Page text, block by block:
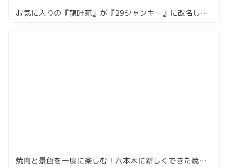
お気に入りの『龍叶苑』が『29ジャンキー』に改名してた。六本木の穴場焼肉、中身は一緒で一安心
焼肉と景色を一度に楽しむ！六本木に新しくできた焼肉店「大徳壽TOKYO」